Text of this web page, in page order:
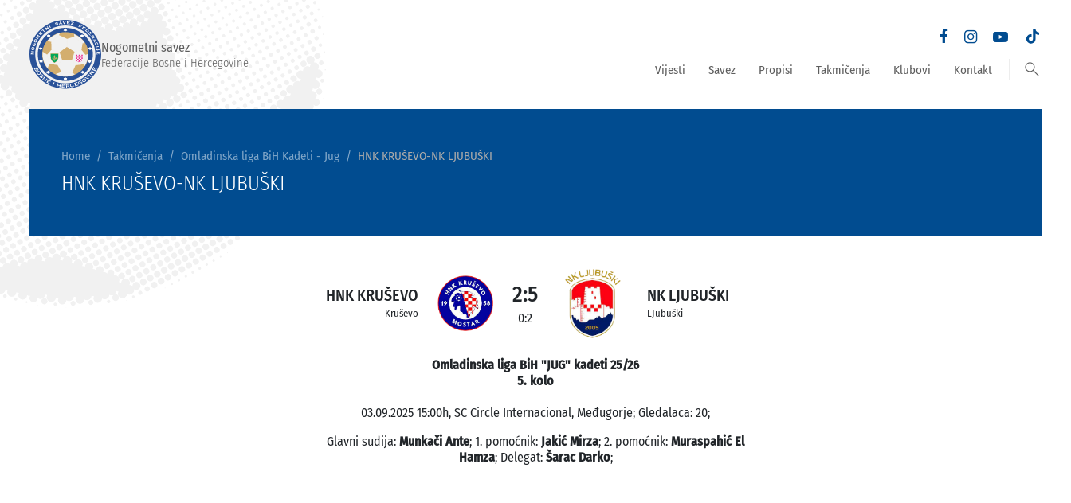
Nogometni savez
Federacije Bosne i Hercegovine Vijesti Savez Propisi Takmičenja Klubovi Kontakt search
Home Takmičenja Omladinska liga BiH Kadeti - Jug HNK KRUŠEVO-NK LJUBUŠKI
HNK KRUŠEVO-NK LJUBUŠKI
HNK KRUŠEVO
Kruševo
2:5
0:2
NK LJUBUŠKI
LJubuški
Omladinska liga BiH "JUG" kadeti 25/26
5. kolo
03.09.2025 15:00h, SC Circle Internacional, Međugorje; Gledalaca: 20;
Glavni sudija: Munkači Ante; 1. pomoćnik: Jakić Mirza; 2. pomoćnik: Muraspahić El
Hamza; Delegat: Šarac Darko;